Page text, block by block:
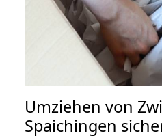
Umziehen von
Spaichingen